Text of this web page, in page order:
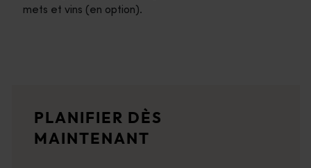
mets et vins (en option).
<p>Découvrez la région à travers les yeux des habitants, de
Planificateur de voyage
PLANIFIER DÈS
MAINTENANT